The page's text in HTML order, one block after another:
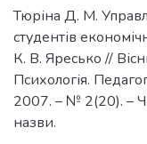
Тюріна Д. М.
студентів
К. В. Яресько //
Психологія.
2007. – № 2(20). – Ч.
назви.